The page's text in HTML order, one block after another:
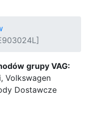
grupy VAG:
Volkswagen
Dostawcze